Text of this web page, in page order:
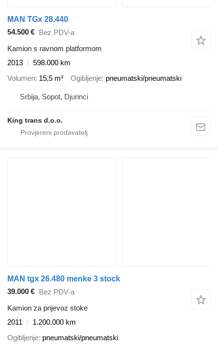
MAN TGx 28.440
54.500 € Bez PDV-a
Kamion s ravnom platformom
2013
598.000 km
Volumen 15,5 m³ Ogibljenje pneumatski/pneumatski
Srbija, Sopot, Djurinci
King trans d.o.o.
MAN tgx 26.480 menke 3 stock
39.000 € Bez PDV-a
Kamion za prijevoz stoke
2011
1.200.000 km
Ogibljenje pneumatski/pneumatski